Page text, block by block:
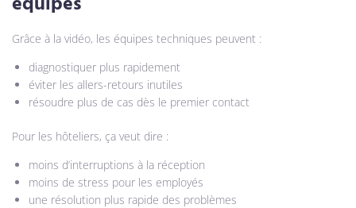
Grâce à la vidéo, les équipes techniques peuvent :
diagnostiquer plus rapidement
éviter les allers-retours inutiles
résoudre plus de cas dès le premier contact
Pour les hôteliers, ça veut dire :
moins d’interruptions à la réception
moins de stress pour les employés
une résolution plus rapide des problèmes